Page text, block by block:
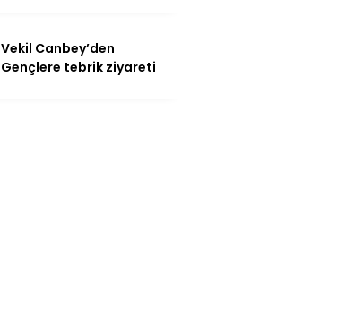
Vekil Canbey’den
Gençlere tebrik ziyareti